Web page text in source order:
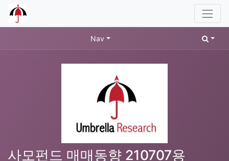
Nav
사모펀드 매매동향 210707용